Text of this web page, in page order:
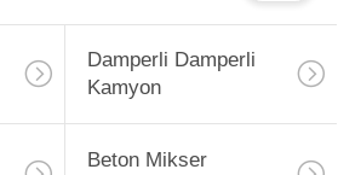
Damperli Damperli
Kamyon
Beton Mikser